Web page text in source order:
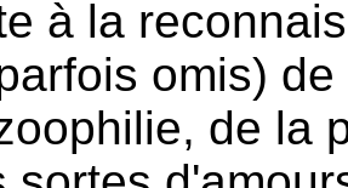
à la
omis)
de la